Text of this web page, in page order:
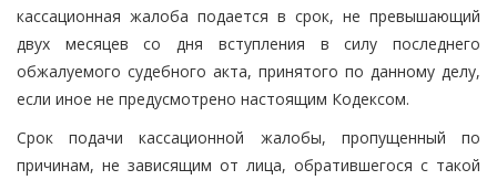
кассационная жалоба подается в срок, не превышающий
двух месяцев со дня вступления в силу последнего
обжалуемого судебного акта, принятого по данному делу,
если иное не предусмотрено настоящим Кодексом.
Срок подачи кассационной жалобы, пропущенный по
причинам, не зависящим от лица, обратившегося с такой